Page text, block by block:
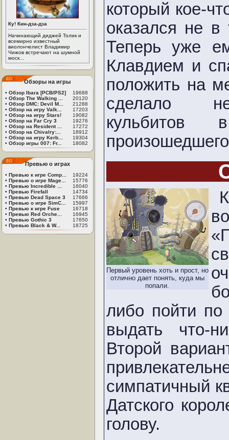
Ку! Кин-дза-дза
Начинающий диджей Толик и
всемирно известный
виолончелист Владимир
Чижов встречают на шумной
моск...
Обзоры на игры
• Обзор Ibara [PCB/PS2]
19688
• Обзор The Walking ...
20120
• Обзор DMC: Devil M...
21288
• Обзор на игру Valk...
17203
• Обзор на игру Stars!
19082
• Обзор на Far Cry 3
19276
• Обзор на Resident ...
17272
• Обзор на Chivalry:...
18912
• Обзор на игру Kerb...
19304
• Обзор игры 007: Fr... 18082
Превью о играх
• Превью к игре Comp...
19224
• Превью о игре Mage...
15776
• Превью Incredible ...
16040
• Превью Firefall
14734
• Превью Dead Space 3
17666
• Превью о игре SimC...
15997
• Превью к игре Fuse
16718
• Превью Red Orche...
16945
• Превью Gothic 3
17650
• Превью Black & W... 18725
который кое-
оказался не
Теперь уже
Клавдием и
положить на
сделало
Первый уровень хоть и прост, но
отлично дает понять, куда мы
попали.
либо пойти
выдать что-
Второй
симпатичный
Датского
голову.